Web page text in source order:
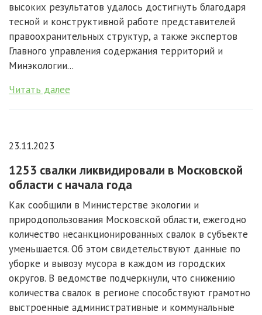
высоких результатов удалось достигнуть благодаря
тесной и конструктивной работе представителей
правоохранительных структур, а также экспертов
Главного управления содержания территорий и
Минэкологии...
Читать далее
23.11.2023
1253 свалки ликвидировали в Московской
области с начала года
Как сообщили в Министерстве экологии и
природопользования Московской области, ежегодно
количество несанкционированных свалок в субъекте
уменьшается. Об этом свидетельствуют данные по
уборке и вывозу мусора в каждом из городских
округов. В ведомстве подчеркнули, что снижению
количества свалок в регионе способствуют грамотно
выстроенные административные и коммунальные